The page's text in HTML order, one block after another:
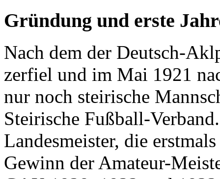
Gründung und erste
Nach dem der Deutsch-
zerfiel und im Mai 1921
nur noch steirische
Steirische Fußball-
Landesmeister, die
Gewinn der Amateur-